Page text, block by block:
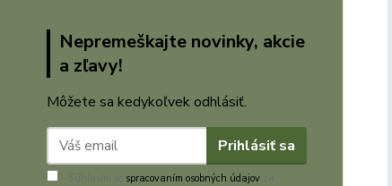
Nepremeškajte novinky, akcie
a zľavy!
Môžete sa kedykoľvek odhlásiť.
Prihlásiť sa
spracovaním osobných údajov